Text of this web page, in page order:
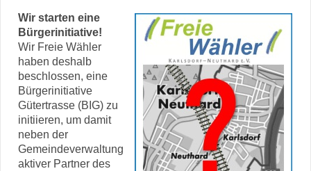
Wir starten eine
Bürgerinitiative!
Wir Freie Wähler
haben deshalb
beschlossen, eine
Bürgerinitiative
Gütertrasse (BIG) zu
initiieren, um damit
neben der
Gemeindeverwaltung
aktiver Partner des